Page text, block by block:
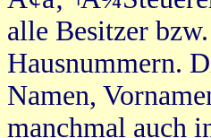
alle Besitzer
Hausnummern.
Namen,
manchmal auch